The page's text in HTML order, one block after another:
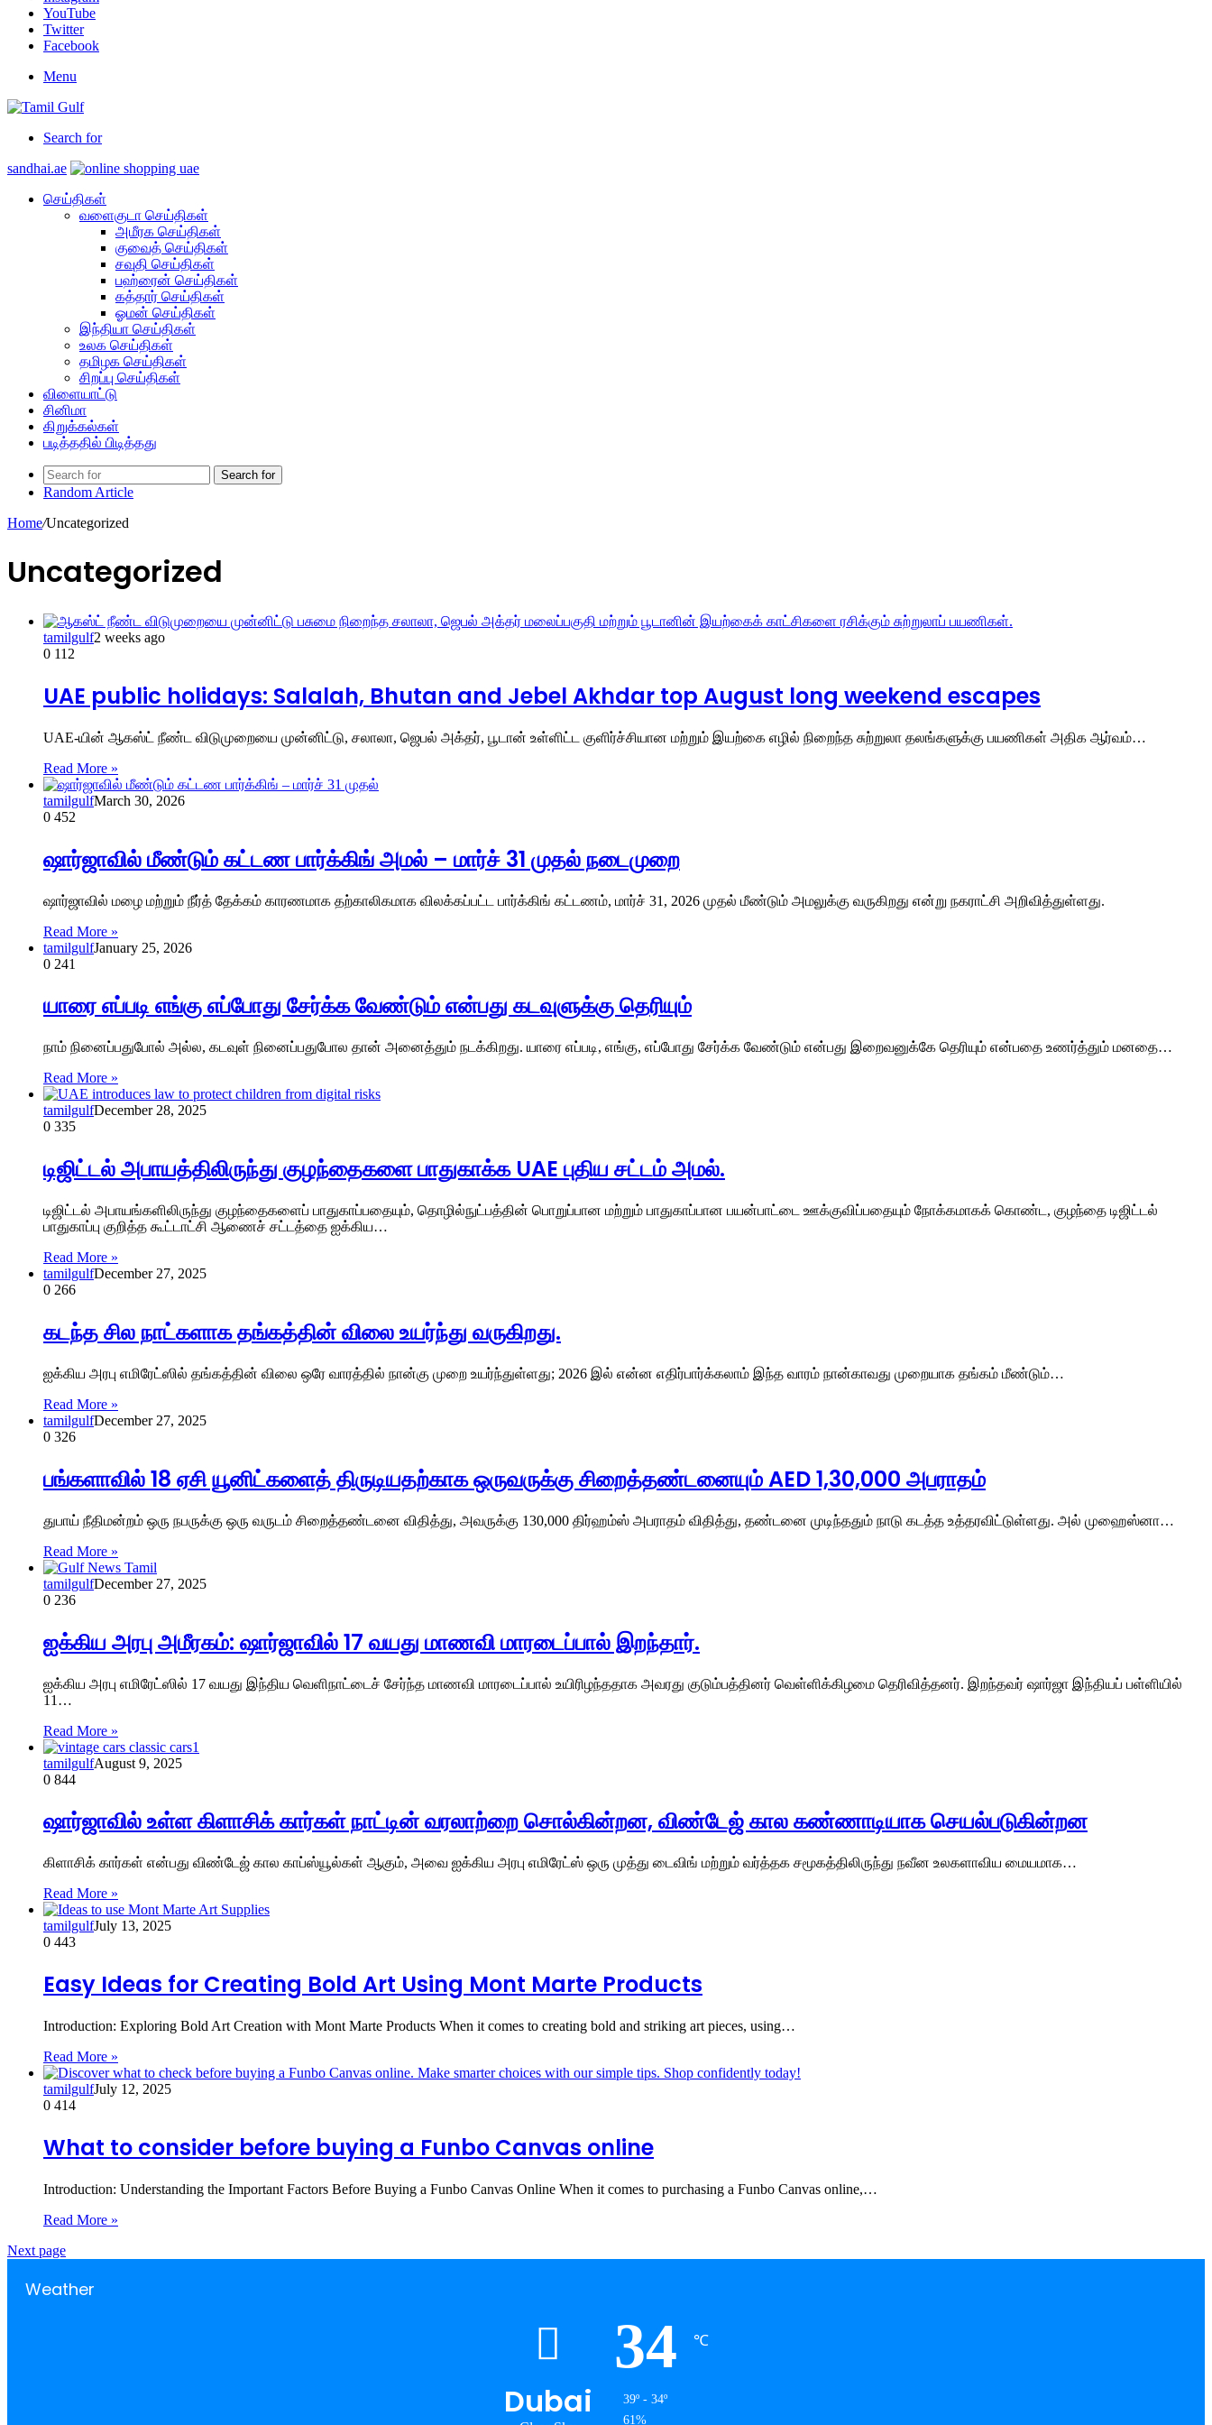
YouTube
Twitter
Facebook
Menu
Search for
sandhai.ae
செய்திகள்
வளைகுடா செய்திகள்
அமீரக செய்திகள்
குவைத் செய்திகள்
சவுதி செய்திகள்
பஹ்ரைன் செய்திகள்
கத்தார் செய்திகள்
ஓமன் செய்திகள்
இந்தியா செய்திகள்
உலக செய்திகள்
தமிழக செய்திகள்
சிறப்பு செய்திகள்
விளையாட்டு
சினிமா
கிறுக்கல்கள்
படித்ததில் பிடித்தது
Search for
Random Article
Home/Uncategorized
Uncategorized
tamilgulf2 weeks ago
0 112
UAE public holidays: Salalah, Bhutan and Jebel Akhdar top August long weekend escapes
UAE-யின் ஆகஸ்ட் நீண்ட விடுமுறையை முன்னிட்டு, சலாலா, ஜெபல் அக்தர், பூடான் உள்ளிட்ட குளிர்ச்சியான மற்றும் இயற்கை எழில் நிறைந்த சுற்றுலா தலங்களுக்கு பயணிகள் அதிக ஆர்வம்…
Read More »
tamilgulfMarch 30, 2026
0 452
ஷார்ஜாவில் மீண்டும் கட்டண பார்க்கிங் அமல் – மார்ச் 31 முதல் நடைமுறை
ஷார்ஜாவில் மழை மற்றும் நீர்த் தேக்கம் காரணமாக தற்காலிகமாக விலக்கப்பட்ட பார்க்கிங் கட்டணம், மார்ச் 31, 2026 முதல் மீண்டும் அமலுக்கு வருகிறது என்று நகராட்சி அறிவித்துள்ளது.
Read More »
tamilgulfJanuary 25, 2026
0 241
யாரை எப்படி எங்கு எப்போது சேர்க்க வேண்டும் என்பது கடவுளுக்கு தெரியும்
நாம் நினைப்பதுபோல் அல்ல, கடவுள் நினைப்பதுபோல தான் அனைத்தும் நடக்கிறது. யாரை எப்படி, எங்கு, எப்போது சேர்க்க வேண்டும் என்பது இறைவனுக்கே தெரியும் என்பதை உணர்த்தும் மனதை…
Read More »
tamilgulfDecember 28, 2025
0 335
டிஜிட்டல் அபாயத்திலிருந்து குழந்தைகளை பாதுகாக்க UAE புதிய சட்டம் அமல்.
டிஜிட்டல் அபாயங்களிலிருந்து குழந்தைகளைப் பாதுகாப்பதையும், தொழில்நுட்பத்தின் பொறுப்பான மற்றும் பாதுகாப்பான பயன்பாட்டை ஊக்குவிப்பதையும் நோக்கமாகக் கொண்ட, குழந்தை டிஜிட்டல்
பாதுகாப்பு குறித்த கூட்டாட்சி ஆணைச் சட்டத்தை ஐக்கிய…
Read More »
tamilgulfDecember 27, 2025
0 266
கடந்த சில நாட்களாக தங்கத்தின் விலை உயர்ந்து வருகிறது.
ஐக்கிய அரபு எமிரேட்ஸில் தங்கத்தின் விலை ஒரே வாரத்தில் நான்கு முறை உயர்ந்துள்ளது; 2026 இல் என்ன எதிர்பார்க்கலாம் இந்த வாரம் நான்காவது முறையாக தங்கம் மீண்டும்…
Read More »
tamilgulfDecember 27, 2025
0 326
பங்களாவில் 18 ஏசி யூனிட்களைத் திருடியதற்காக ஒருவருக்கு சிறைத்தண்டனையும் AED 1,30,000 அபராதம்
துபாய் நீதிமன்றம் ஒரு நபருக்கு ஒரு வருடம் சிறைத்தண்டனை விதித்து, அவருக்கு 130,000 திர்ஹம்ஸ் அபராதம் விதித்து, தண்டனை முடிந்ததும் நாடு கடத்த உத்தரவிட்டுள்ளது. அல் முஹைஸ்னா…
Read More »
tamilgulfDecember 27, 2025
0 236
ஐக்கிய அரபு அமீரகம்: ஷார்ஜாவில் 17 வயது மாணவி மாரடைப்பால் இறந்தார்.
ஐக்கிய அரபு எமிரேட்ஸில் 17 வயது இந்திய வெளிநாட்டைச் சேர்ந்த மாணவி மாரடைப்பால் உயிரிழந்ததாக அவரது குடும்பத்தினர் வெள்ளிக்கிழமை தெரிவித்தனர். இறந்தவர் ஷார்ஜா இந்தியப் பள்ளியில்
11…
Read More »
tamilgulfAugust 9, 2025
0 844
ஷார்ஜாவில் உள்ள கிளாசிக் கார்கள் நாட்டின் வரலாற்றை சொல்கின்றன, விண்டேஜ் கால கண்ணாடியாக செயல்படுகின்றன
கிளாசிக் கார்கள் என்பது விண்டேஜ் கால காப்ஸ்யூல்கள் ஆகும், அவை ஐக்கிய அரபு எமிரேட்ஸ் ஒரு முத்து டைவிங் மற்றும் வர்த்தக சமூகத்திலிருந்து நவீன உலகளாவிய மையமாக…
Read More »
tamilgulfJuly 13, 2025
0 443
Easy Ideas for Creating Bold Art Using Mont Marte Products
Introduction: Exploring Bold Art Creation with Mont Marte Products When it comes to creating bold and striking art pieces, using…
Read More »
tamilgulfJuly 12, 2025
0 414
What to consider before buying a Funbo Canvas online
Introduction: Understanding the Important Factors Before Buying a Funbo Canvas Online When it comes to purchasing a Funbo Canvas online,…
Read More »
Next page
Weather
Dubai
34 ℃
39º - 34º
61%